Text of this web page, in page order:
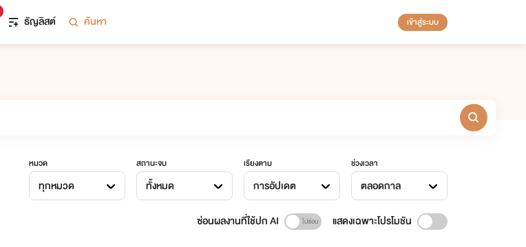
ธัญลิสต์ ค้นหา เข้าสู่ระบบ
หมวด
ทุกหมวด
สถานะจบ
ทั้งหมด
เรียงตาม
การอัปเดต
ช่วงเวลา
ตลอดกาล
ซ่อนผลงานที่ใช้ปก AI แสดงเฉพาะโปรโมชัน